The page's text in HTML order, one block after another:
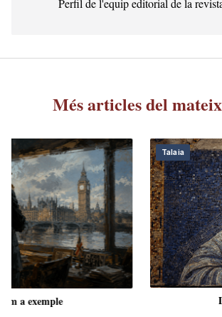
Perfil de l'equip editorial de la
Més articles del
Talaia